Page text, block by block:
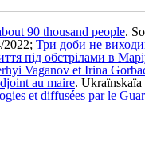
90 thousand people.
2022; Три доби не
під обстрілами в
Vaganov et Irina
au maire. Ukraïnskaïa
et diffusées par le